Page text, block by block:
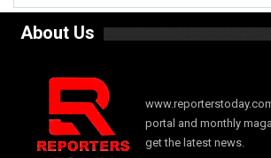
About Us
portal and monthly
get the latest news.